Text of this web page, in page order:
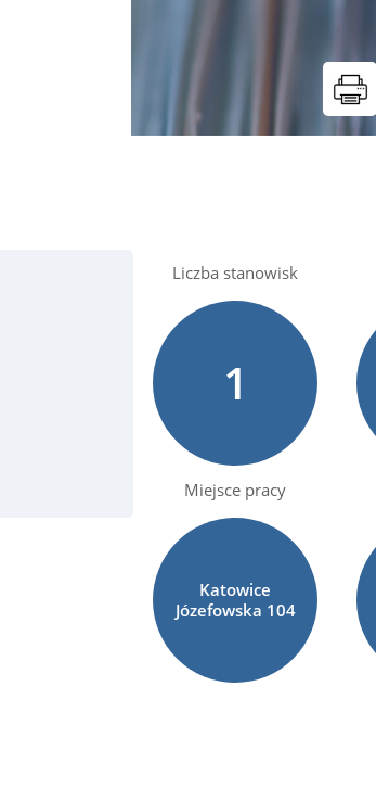
Liczba stanowisk
1
Miejsce pracy
Katowice
Józefowska 104